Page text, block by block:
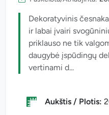
Dekoratyvinis
ir labai įvairi
priklauso ne tik
daugybė įspūdingų
vertinami d...
Aukštis / Plotis: